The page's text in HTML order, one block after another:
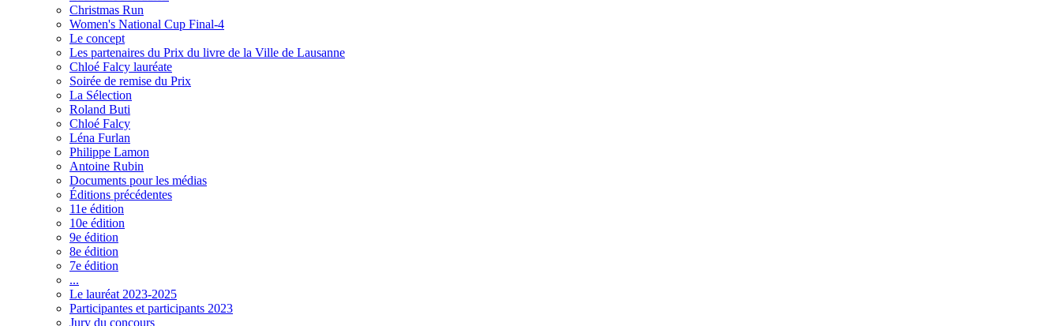
Christmas Run
Women's National Cup Final-4
Le concept
Les partenaires du Prix du livre de la Ville de Lausanne
Chloé Falcy lauréate
Soirée de remise du Prix
La Sélection
Roland Buti
Chloé Falcy
Léna Furlan
Philippe Lamon
Antoine Rubin
Documents pour les médias
Éditions précédentes
11e édition
10e édition
9e édition
8e édition
7e édition
...
Le lauréat 2023-2025
Participantes et participants 2023
Jury du concours